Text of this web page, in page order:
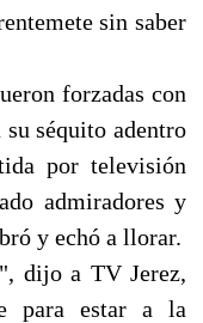
sin saber
forzadas con
séquito adentro
por televisión
admiradores y
y echó a llorar.
dijo a TV Jerez,
para estar a la